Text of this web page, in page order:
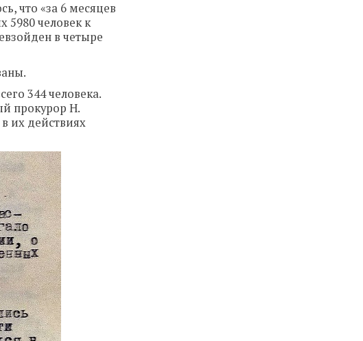
что «за 6 месяцев
5980 человек к
в четыре
344 человека.
прокурор Н.
их действиях